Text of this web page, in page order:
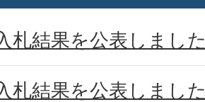
札結果を公表しまし
札結果を公表しまし